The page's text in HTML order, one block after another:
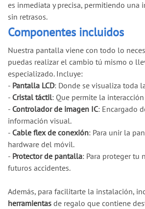
es inmediata y precisa, permitiendo una
sin retrasos.
Componentes incluidos
Nuestra pantalla viene con todo lo
puedas realizar el cambio tú mismo o
especializado. Incluye:
- Pantalla LCD: Donde se visualiza toda
- Cristal táctil: Que permite la
- Controlador de imagen IC: Encargado
información visual.
- Cable flex de conexión: Para unir la
hardware del móvil.
- Protector de pantalla: Para proteger tu
futuros accidentes.
Además, para facilitarte la instalación,
herramientas de regalo que contiene